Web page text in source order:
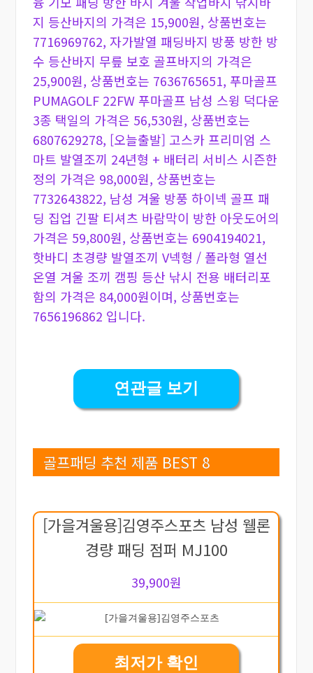
지 등산바지의 가격은 15,900원, 상품번호는
7716969762, 자가발열 패딩바지 방풍 방한 방
수 등산바지 무릎 보호 골프바지의 가격은
25,900원, 상품번호는 7636765651, 푸마골프
PUMAGOLF 22FW 푸마골프 남성 스윙 덕다운
3종 택일의 가격은 56,530원, 상품번호는
6807629278, [오늘출발] 고스카 프리미엄 스
마트 발열조끼 24년형 + 배터리 서비스 시즌한
정의 가격은 98,000원, 상품번호는
7732643822, 남성 겨울 방풍 하이넥 골프 패
딩 집업 긴팔 티셔츠 바람막이 방한 아웃도어의
가격은 59,800원, 상품번호는 6904194021,
핫바디 초경량 발열조끼 V넥형 / 폴라형 열선
온열 겨울 조끼 캠핑 등산 낚시 전용 배터리포
함의 가격은 84,000원이며, 상품번호는
7656196862 입니다.
연관글 보기
골프패딩 추천 제품 BEST 8
[가을겨울용]김영주스포츠 남성 웰론
경량 패딩 점퍼 MJ100
39,900원
최저가 확인